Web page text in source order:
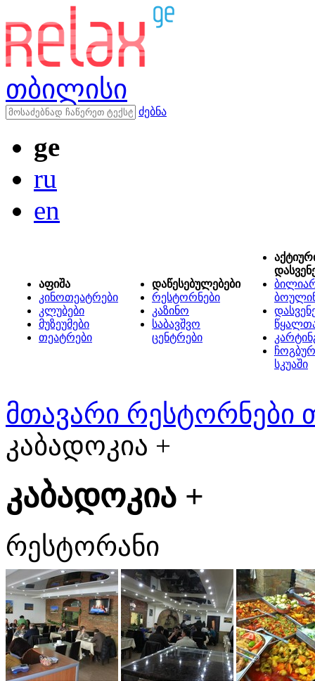
თბილისი
ძებნა
ge
ru
en
აფიშა
კინოთეატრები
კლუბები
მუზეუმები
თეატრები
დაწესებულებები
რესტორნები
კაზინო
საბავშვო
ცენტრები
სკუაში
მთავარი რესტორნები
კაბადოკია +
კაბადოკია +
რესტორანი